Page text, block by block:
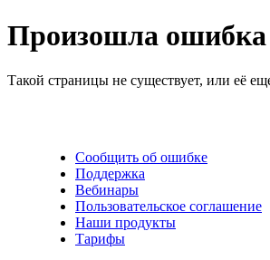
Произошла ошибка
Такой страницы не существует, или её
Сообщить об ошибке
Поддержка
Вебинары
Пользовательское соглашение
Наши продукты
Тарифы